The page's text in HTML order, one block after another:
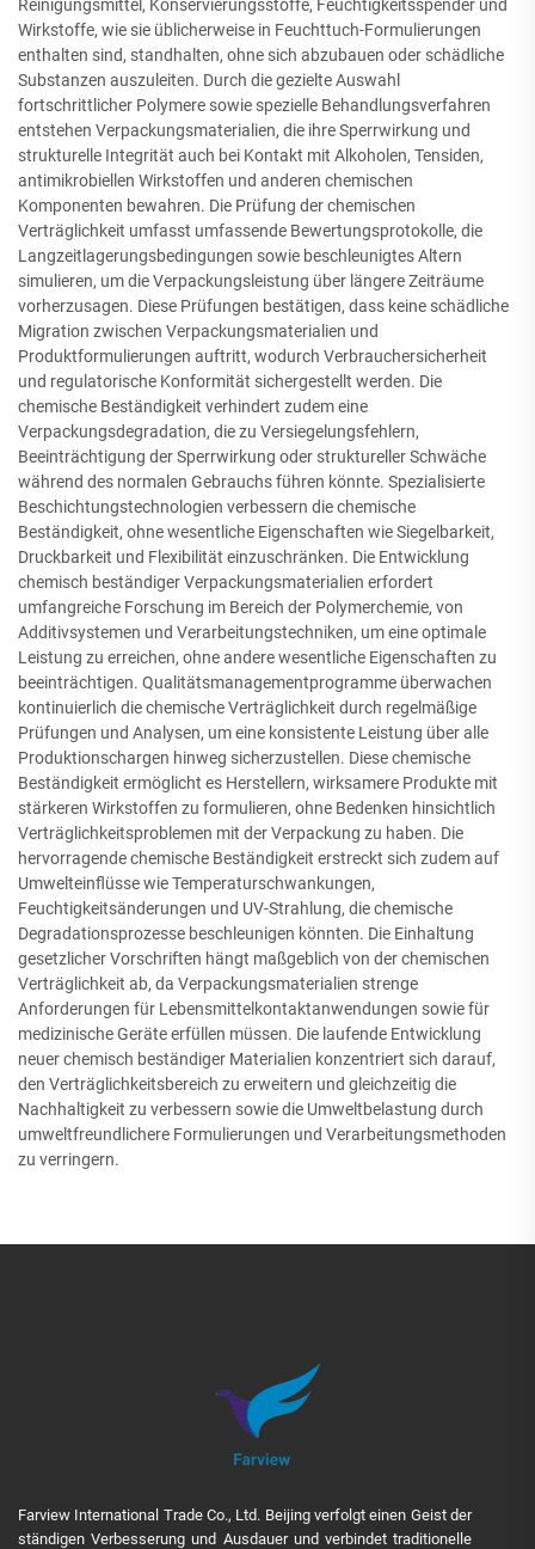
Reinigungsmittel, Konservierungsstoffe, Feuchtigkeitsspender und
Wirkstoffe, wie sie üblicherweise in Feuchttuch-Formulierungen
enthalten sind, standhalten, ohne sich abzubauen oder schädliche
Substanzen auszuleiten. Durch die gezielte Auswahl
fortschrittlicher Polymere sowie spezielle Behandlungsverfahren
entstehen Verpackungsmaterialien, die ihre Sperrwirkung und
strukturelle Integrität auch bei Kontakt mit Alkoholen, Tensiden,
antimikrobiellen Wirkstoffen und anderen chemischen
Komponenten bewahren. Die Prüfung der chemischen
Verträglichkeit umfasst umfassende Bewertungsprotokolle, die
Langzeitlagerungsbedingungen sowie beschleunigtes Altern
simulieren, um die Verpackungsleistung über längere Zeiträume
vorherzusagen. Diese Prüfungen bestätigen, dass keine schädliche
Migration zwischen Verpackungsmaterialien und
Produktformulierungen auftritt, wodurch Verbrauchersicherheit
und regulatorische Konformität sichergestellt werden. Die
chemische Beständigkeit verhindert zudem eine
Verpackungsdegradation, die zu Versiegelungsfehlern,
Beeinträchtigung der Sperrwirkung oder struktureller Schwäche
während des normalen Gebrauchs führen könnte. Spezialisierte
Beschichtungstechnologien verbessern die chemische
Beständigkeit, ohne wesentliche Eigenschaften wie Siegelbarkeit,
Druckbarkeit und Flexibilität einzuschränken. Die Entwicklung
chemisch beständiger Verpackungsmaterialien erfordert
umfangreiche Forschung im Bereich der Polymerchemie, von
Additivsystemen und Verarbeitungstechniken, um eine optimale
Leistung zu erreichen, ohne andere wesentliche Eigenschaften zu
beeinträchtigen. Qualitätsmanagementprogramme überwachen
kontinuierlich die chemische Verträglichkeit durch regelmäßige
Prüfungen und Analysen, um eine konsistente Leistung über alle
Produktionschargen hinweg sicherzustellen. Diese chemische
Beständigkeit ermöglicht es Herstellern, wirksamere Produkte mit
stärkeren Wirkstoffen zu formulieren, ohne Bedenken hinsichtlich
Verträglichkeitsproblemen mit der Verpackung zu haben. Die
hervorragende chemische Beständigkeit erstreckt sich zudem auf
Umwelteinflüsse wie Temperaturschwankungen,
Feuchtigkeitsänderungen und UV-Strahlung, die chemische
Degradationsprozesse beschleunigen könnten. Die Einhaltung
gesetzlicher Vorschriften hängt maßgeblich von der chemischen
Verträglichkeit ab, da Verpackungsmaterialien strenge
Anforderungen für Lebensmittelkontaktanwendungen sowie für
medizinische Geräte erfüllen müssen. Die laufende Entwicklung
neuer chemisch beständiger Materialien konzentriert sich darauf,
den Verträglichkeitsbereich zu erweitern und gleichzeitig die
Nachhaltigkeit zu verbessern sowie die Umweltbelastung durch
umweltfreundlichere Formulierungen und Verarbeitungsmethoden
zu verringern.
Farview International Trade Co., Ltd. Beijing verfolgt einen Geist der
ständigen Verbesserung und Ausdauer und verbindet traditionelle